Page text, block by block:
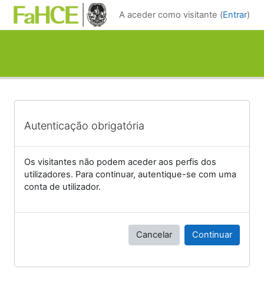
Ir para o conteúdo principal
A aceder como visitante (Entrar)
Autenticação obrigatória
Os visitantes não podem aceder aos perfis dos
utilizadores. Para continuar, autentique-se com uma
conta de utilizador.
Cancelar Continuar